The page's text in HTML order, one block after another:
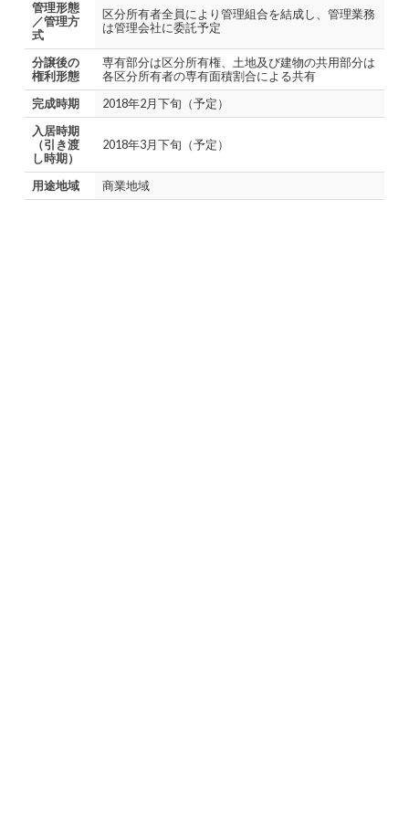
管理形態
／管理方
式
区分所有者全員により管理組合を結成し、管理業務
は管理会社に委託予定
分譲後の
権利形態
専有部分は区分所有権、土地及び建物の共用部分は
各区分所有者の専有面積割合による共有
完成時期
2018年2月下旬（予定）
入居時期
（引き渡
し時期）
2018年3月下旬（予定）
用途地域 商業地域